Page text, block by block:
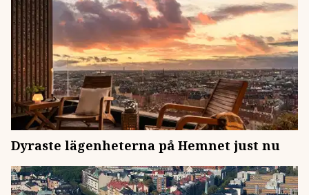
Dyraste lägenheterna på Hemnet just nu